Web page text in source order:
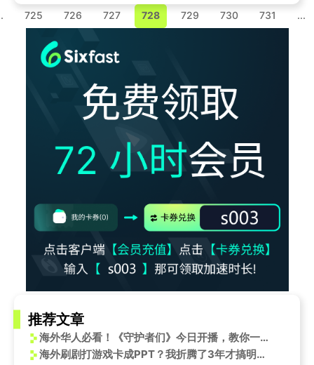
725 726 727 728 729 730 731 ...
推荐文章
海外华人必看！《守护者们》今日开播，教你一招解决地区限制播放难题
海外刷剧打游戏卡成PPT？我折腾了3年才搞明白，原来解除限制这么简单